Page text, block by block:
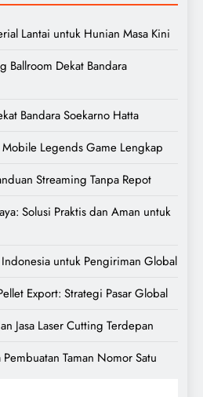
Lantai untuk Hunian Masa Kini
Ballroom Dekat Bandara
Bandara Soekarno Hatta
Legends Game Lengkap
Streaming Tanpa Repot
Solusi Praktis dan Aman untuk
Indonesia untuk Pengiriman Global
Export: Strategi Pasar Global
Jasa Laser Cutting Terdepan
Pembuatan Taman Nomor Satu